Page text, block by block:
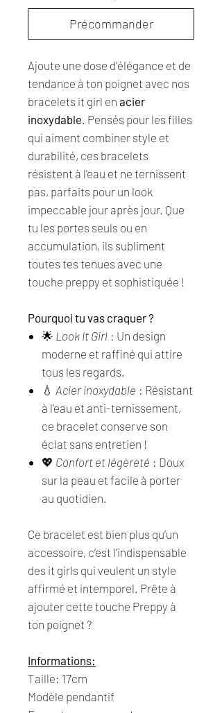
Précommander
Ajoute une dose d'élégance et de
tendance à ton poignet avec nos
bracelets it girl en acier
inoxydable. Pensés pour les filles
qui aiment combiner style et
durabilité, ces bracelets
résistent à l'eau et ne ternissent
pas, parfaits pour un look
impeccable jour après jour. Que
tu les portes seuls ou en
accumulation, ils subliment
toutes tes tenues avec une
touche preppy et sophistiquée !
Pourquoi tu vas craquer ?
🌟 Look It Girl : Un design
moderne et raffiné qui attire
tous les regards.
💧 Acier inoxydable : Résistant
à l'eau et anti-ternissement,
ce bracelet conserve son
éclat sans entretien !
💖 Confort et légèreté : Doux
sur la peau et facile à porter
au quotidien.
Ce bracelet est bien plus qu’un
accessoire, c’est l’indispensable
des it girls qui veulent un style
affirmé et intemporel. Prête à
ajouter cette touche Preppy à
ton poignet ?
Informations:
Taille: 17cm
Modèle pendantif